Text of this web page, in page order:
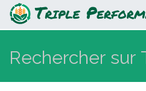
Sanglier